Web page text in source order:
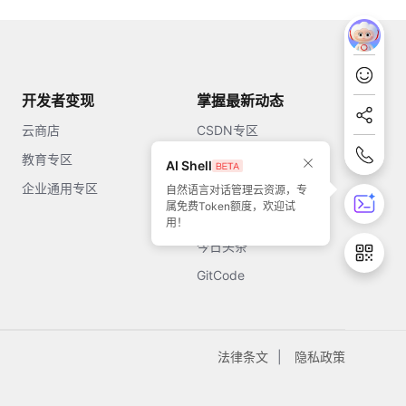
AI Shell
自然语言对话管理云资源，专
属免费Token额度，欢迎试
用！
开发者变现
云商店
教育专区
企业通用专区
掌握最新动态
CSDN专区
知乎
开源中国
今日头条
GitCode
法律条文 隐私政策